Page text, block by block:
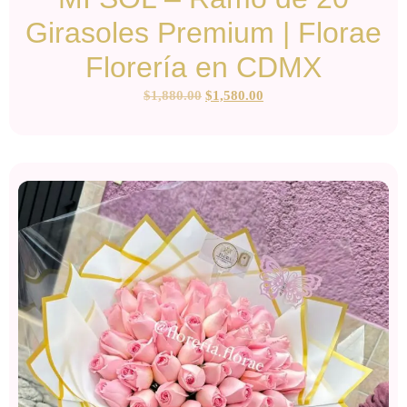
Girasoles Premium | Florae
Florería en CDMX
$1,880.00 $1,580.00